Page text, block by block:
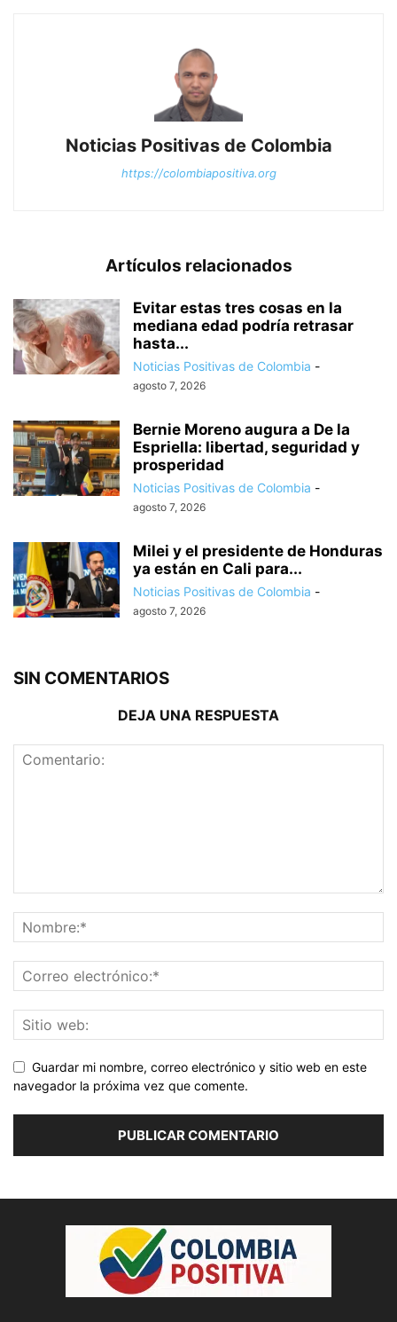
Noticias Positivas de Colombia
https://colombiapositiva.org
Artículos relacionados
Evitar estas tres cosas en la
mediana edad podría retrasar
hasta...
Noticias Positivas de Colombia -
agosto 7, 2026
Bernie Moreno augura a De la
Espriella: libertad, seguridad y
prosperidad
Noticias Positivas de Colombia -
agosto 7, 2026
Milei y el presidente de Honduras
ya están en Cali para...
Noticias Positivas de Colombia -
agosto 7, 2026
SIN COMENTARIOS
DEJA UNA RESPUESTA
Guardar mi nombre, correo electrónico y sitio web en este
navegador la próxima vez que comente.